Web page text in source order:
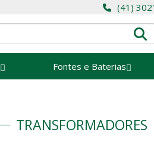
(41)
Fontes e Baterias
TRANSFORMADORES